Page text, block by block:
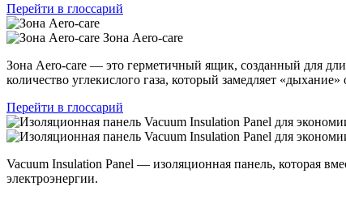
Перейти в глоссарий
Зона Aero-care
Зона Aero-care — это герметичный ящик, созданный для
количество углекислого газа, который замедляет
Перейти в глоссарий
Vacuum Insulation Panel — изоляционная панель, которая
электроэнергии.